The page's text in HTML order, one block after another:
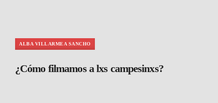
ALBA VILLARMEA SANCHO
¿Cómo filmamos a lxs campesinxs?